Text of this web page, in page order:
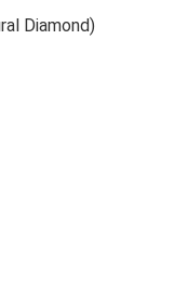
Diamond)